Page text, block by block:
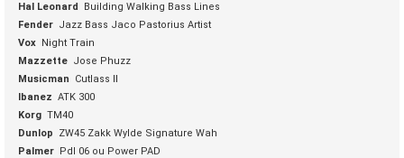
Hal Leonard
Building Walking Bass Lines
Fender Jazz Bass Jaco Pastorius Artist
Vox Night Train
Mazzette Jose Phuzz
Musicman
Cutlass II
Ibanez ATK 300
Korg TM40
Dunlop
ZW45 Zakk Wylde Signature Wah
Palmer PdI 06 ou Power PAD